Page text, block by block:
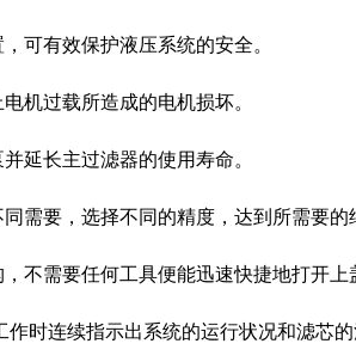
可有效保护液压系统的安全。
机过载所造成的电机损坏。
延长主过滤器的使用寿命。
需要，选择不同的精度，达到所需要的
不需要任何工具便能迅速快捷地打开上
时连续指示出系统的运行状况和滤芯的